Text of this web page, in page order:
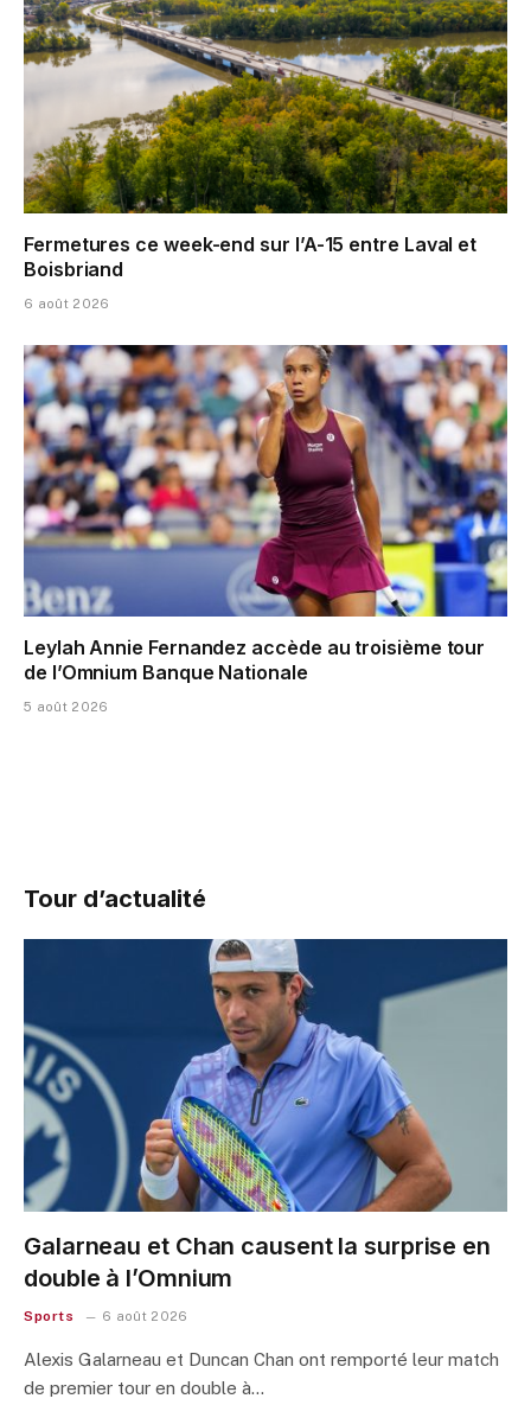
Fermetures ce week-end sur l’A-15 entre Laval et
Boisbriand
6 août 2026
Leylah Annie Fernandez accède au troisième tour
de l’Omnium Banque Nationale
5 août 2026
Tour d’actualité
Galarneau et Chan causent la surprise en
double à l’Omnium
Sports 6 août 2026
Alexis Galarneau et Duncan Chan ont remporté leur match
de premier tour en double à…